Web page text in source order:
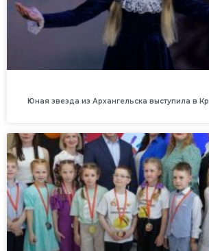
Юная звезда из Архангельска выступила в